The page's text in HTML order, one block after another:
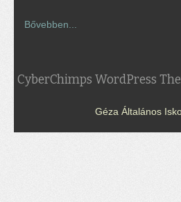
Bővebben...
CyberChimps WordPress
Géza Általános